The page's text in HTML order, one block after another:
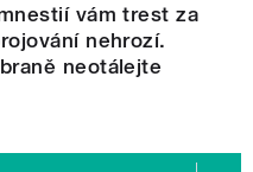
vám trest za
nehrozí.
neotálejte